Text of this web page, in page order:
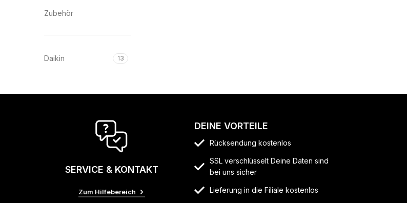
Zubehör
Daikin 13
SERVICE & KONTAKT
Zum Hilfebereich
DEINE VORTEILE
Rücksendung kostenlos
SSL verschlüsselt Deine Daten sind
bei uns sicher
Lieferung in die Filiale kostenlos